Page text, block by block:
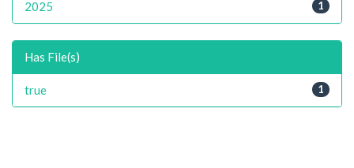
1
2025
Has File(s)
1
true